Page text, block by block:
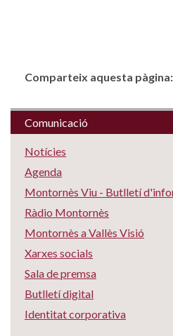
Comparteix aquesta pàgina:
Comunicació
Notícies
Agenda
Montornès Viu - Butlletí
Ràdio Montornès
Montornès a Vallès Visió
Xarxes socials
Sala de premsa
Butlletí digital
Identitat corporativa